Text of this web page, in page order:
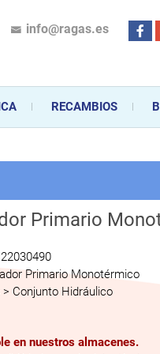
y electricidad desde hace
personalizado en la
info@ragas.es
RECAMBIOS
Primario
Primario Monotérmico
Conjunto Hidráulico
en nuestros almacenes.